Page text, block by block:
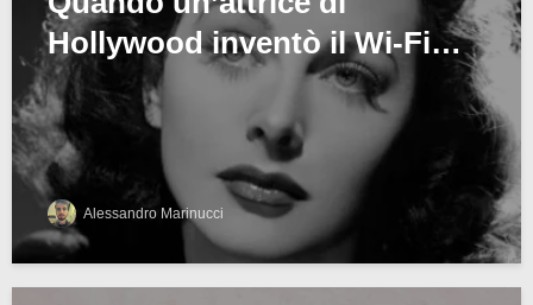
Hollywood inventò il Wi-Fi…
Alessandro Marinucci